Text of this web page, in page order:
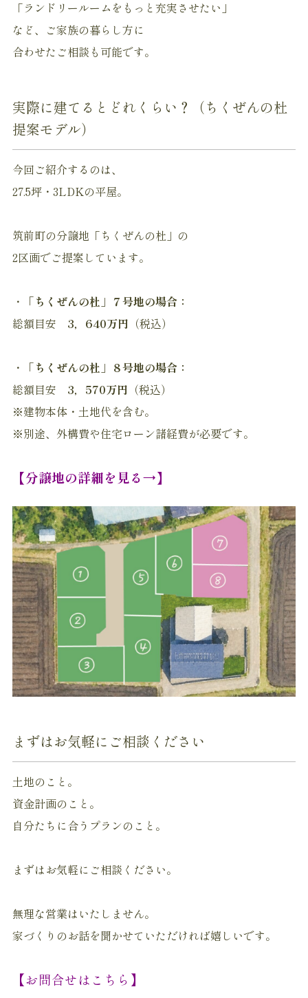
「ランドリールームをもっと充実させたい」
など、ご家族の暮らし方に
合わせたご相談も可能です。
実際に建てるとどれくらい？（ちくぜんの杜
提案モデル）
今回ご紹介するのは、
27.5坪・3LDKの平屋。
筑前町の分譲地「ちくぜんの杜」の
2区画でご提案しています。
・
「ちくぜんの杜」７号地の場合：
総額目安 3，640万円 （税込）
・
「ちくぜんの杜」８号地の場合：
総額目安 3，570万円 （税込）
※建物本体・土地代を含む。
※別途、外構費や住宅ローン諸経費が必要です。
【分譲地の詳細を見る→】
まずはお気軽にご相談ください
土地のこと。
資金計画のこと。
自分たちに合うプランのこと。
まずはお気軽にご相談ください。
無理な営業はいたしません。
家づくりのお話を聞かせていただければ嬉しいです。
【お問合せはこちら】